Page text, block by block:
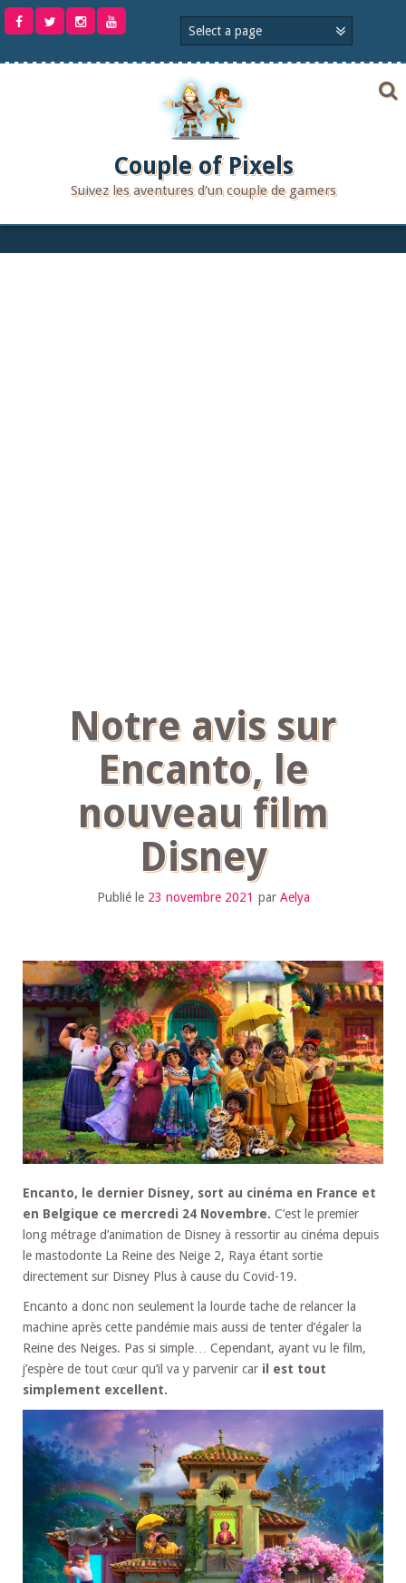
Aller
Couple of Pixels
Suivez les aventures d'un couple de gamers
Notre avis sur
Encanto, le
nouveau film
Disney
Publié le 23 novembre 2021 par Aelya
Encanto, le dernier Disney, sort au cinéma en France et
en Belgique ce mercredi 24 Novembre. C’est le premier
long métrage d’animation de Disney à ressortir au cinéma depuis
le mastodonte La Reine des Neige 2, Raya étant sortie
directement sur Disney Plus à cause du Covid-19.
Encanto a donc non seulement la lourde tache de relancer la
machine après cette pandémie mais aussi de tenter d’égaler la
Reine des Neiges. Pas si simple… Cependant, ayant vu le film,
j’espère de tout cœur qu’il va y parvenir car il est tout
simplement excellent.